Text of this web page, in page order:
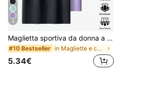
4
Maglietta sportiva da donna a maniche corte, leggera e traspirante, realizzata in tessuto elastico in poliestere misto, adatta per primavera ed estate, con alta tenuta del colore, semplice e casual. Maglietta sportiva da donna a girocollo, rapida asciugatura ed elastica, adatta per fitness, allenamento, corsa e palestra come top base per l'allenamento.
#10 Bestseller in Magliette e canotte da donna per attività all'a
5.34€